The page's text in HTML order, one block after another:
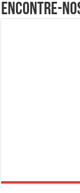
Encontre-